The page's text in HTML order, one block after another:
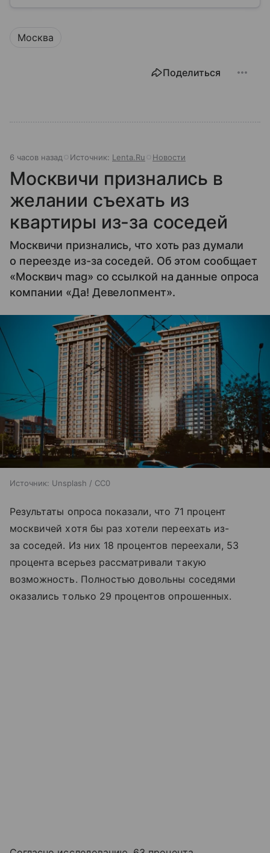
Москва
Поделиться
6 часов назад Источник: Lenta.Ru Новости
Москвичи признались в
желании съехать из
квартиры из-за соседей
Москвичи признались, что хоть раз думали
о переезде из-за соседей. Об этом сообщает
«Москвич mag» со ссылкой на данные опроса
компании «Да! Девелопмент».
Источник: Unsplash / CC0
Результаты опроса показали, что 71 процент
москвичей хотя бы раз хотели переехать из-
за соседей. Из них 18 процентов переехали, 53
процента всерьез рассматривали такую
возможность. Полностью довольны соседями
оказались только 29 процентов опрошенных.